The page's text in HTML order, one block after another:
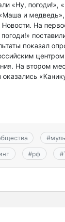
«Ну, погоди!»,
и
На
показал
центром
На втором
#
#рф #